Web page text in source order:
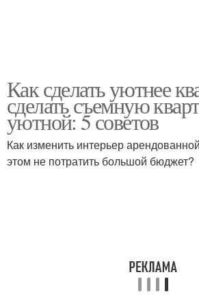
Как сделать уютнее
сделать съемную
уютной: 5 советов
Как изменить интерьер
этом не потратить большой бюджет?